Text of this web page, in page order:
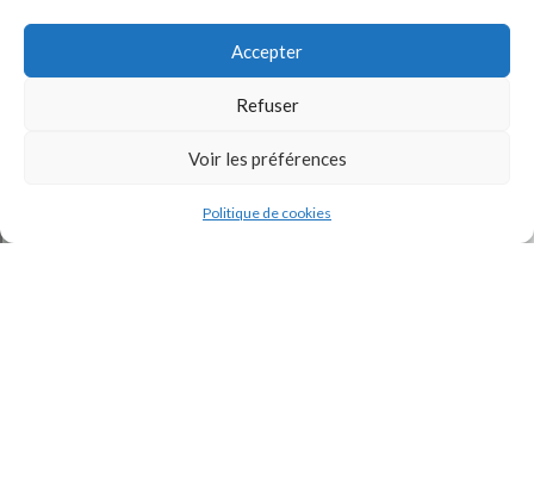
Accepter
Refuser
Voir les préférences
Politique de cookies
Politique de confidentialitéde ce site.